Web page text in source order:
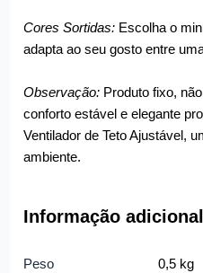
Cores Sortidas: Escolha o
adapta ao seu gosto entre
Observação: Produto fixo,
conforto estável e elegante
Ventilador de Teto Ajustável,
ambiente.
Informação adicional
Peso 0,5 kg